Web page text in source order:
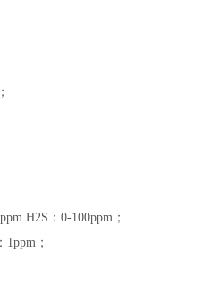
H2S：0-100ppm；
；